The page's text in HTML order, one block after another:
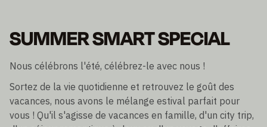
SUMMER SMART SPECIAL
Nous célébrons l'été, célébrez-le avec nous !
Sortez de la vie quotidienne et retrouvez le goût des
vacances, nous avons le mélange estival parfait pour
vous ! Qu'il s'agisse de vacances en famille, d'un city trip,